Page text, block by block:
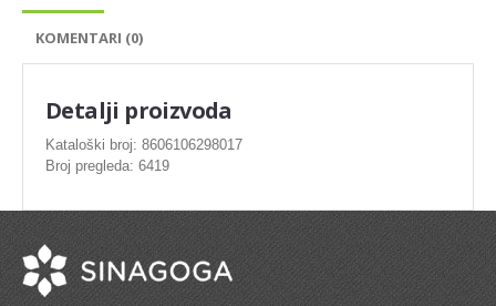
SVEZE MESO - PILETINA
ZAMRZNUTA RIBA
ZAMRZNUTO MESO PILETINA
PASTETE I MESNI NARESCI
TUNJEVINE I KONZERVE
GOTOVA JELA
KOMENTARI (0)
Detalji proizvoda
Kataloški broj: 8606106298017
Broj pregleda: 6419